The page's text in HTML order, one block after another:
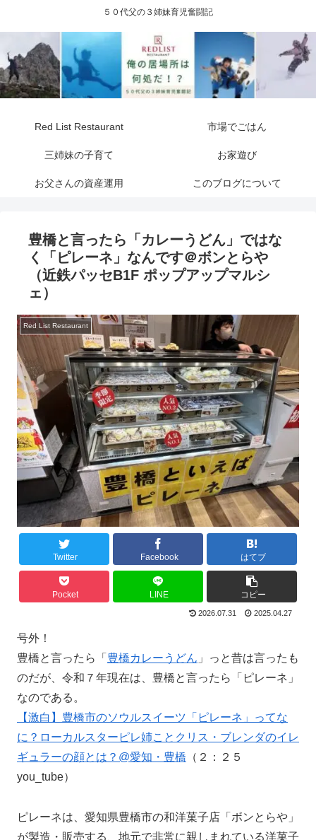
５０代父の３姉妹育児奮闘記
Red List Restaurant 市場でごはん
三姉妹の子育て お家遊び
お父さんの資産運用 このブログについて
豊橋と言ったら「カレーうどん」ではな
く「ピレーネ」なんです＠ボンとらや
（近鉄パッセB1F ポップアップマルシ
ェ）
Red List Restaurant
Twitter Facebook はてブ
Pocket LINE コピー
2026.07.31 2025.04.27
号外！
豊橋と言ったら「 豊橋カレーうどん 」っと昔は言ったも
のだが、令和７年現在は、豊橋と言ったら「ピレーネ」
なのである。
【激白】豊橋市のソウルスイーツ「ピレーネ」ってな
に？ローカルスターピレ姉ことクリス・ブレンダのイレ
ギュラーの顔とは？@愛知・豊橋 （２：２５
you_tube）
ピレーネは、愛知県豊橋市の和洋菓子店「ボンとらや」
が製造・販売する、地元で非常に親しまれている洋菓子